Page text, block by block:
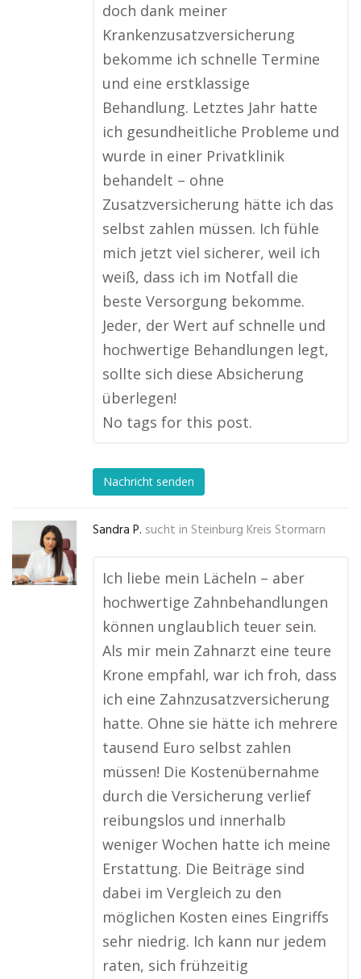
doch dank meiner
Krankenzusatzversicherung
bekomme ich schnelle Termine
und eine erstklassige
Behandlung. Letztes Jahr hatte
ich gesundheitliche Probleme und
wurde in einer Privatklinik
behandelt – ohne
Zusatzversicherung hätte ich das
selbst zahlen müssen. Ich fühle
mich jetzt viel sicherer, weil ich
weiß, dass ich im Notfall die
beste Versorgung bekomme.
Jeder, der Wert auf schnelle und
hochwertige Behandlungen legt,
sollte sich diese Absicherung
überlegen!
No tags for this post.
Nachricht senden
Sandra P. sucht in Steinburg Kreis Stormarn
Ich liebe mein Lächeln – aber
hochwertige Zahnbehandlungen
können unglaublich teuer sein.
Als mir mein Zahnarzt eine teure
Krone empfahl, war ich froh, dass
ich eine Zahnzusatzversicherung
hatte. Ohne sie hätte ich mehrere
tausend Euro selbst zahlen
müssen! Die Kostenübernahme
durch die Versicherung verlief
reibungslos und innerhalb
weniger Wochen hatte ich meine
Erstattung. Die Beiträge sind
dabei im Vergleich zu den
möglichen Kosten eines Eingriffs
sehr niedrig. Ich kann nur jedem
raten, sich frühzeitig